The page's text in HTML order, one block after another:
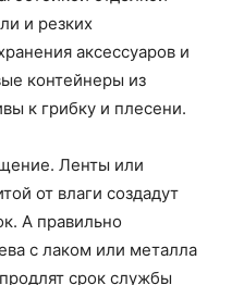
и резких
аксессуаров и
контейнеры из
к грибку и плесени.
Ленты или
от влаги создадут
А правильно
с лаком или металла
срок службы